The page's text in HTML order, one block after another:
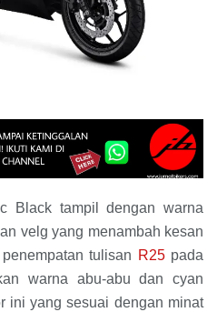
Black tampil dengan warna
velg yang menambah kesan
tulisan R25pada
warna abu-abu dan cyan
ini yang sesuai dengan minat